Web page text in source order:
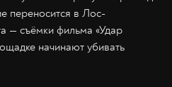
переносится в Лос-
— съёмки фильма «Удар
начинают убивать